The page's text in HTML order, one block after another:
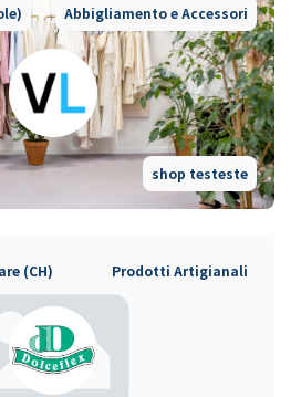
Abbigliamento e Accessori
shop testeste
(CH) Prodotti Artigianali